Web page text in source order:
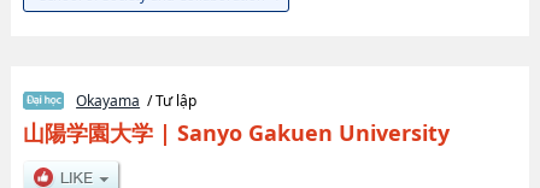
Okayama / Tư lập
山陽学園大学| Sanyo Gakuen University